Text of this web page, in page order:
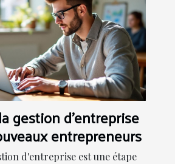
gestion d'entreprise
entrepreneurs
d'entreprise est une étape